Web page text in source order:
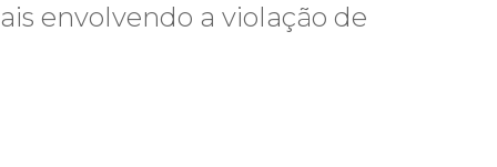
envolvendo a violação de